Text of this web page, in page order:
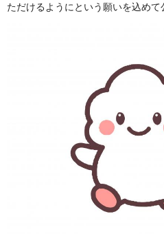
ただけるようにという願いを込めて